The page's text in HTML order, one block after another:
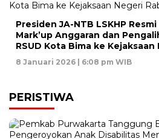
Presiden JA-NTB LSKHP
Mark’up Anggaran dan
RSUD Kota Bima ke Kejaksaan
8 Januari 2026 | 6:08 pm WIB
PERISTIWA